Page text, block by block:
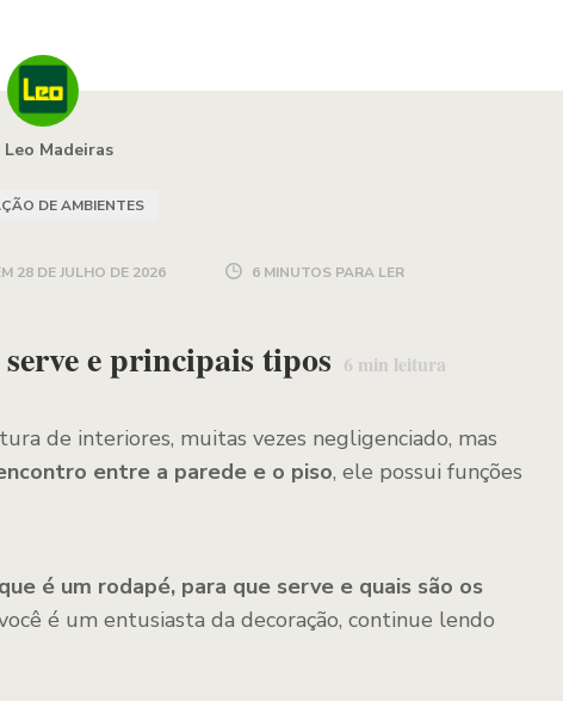
Leo Madeiras
DE AMBIENTES
28 DE JULHO DE 2026 6 MINUTOS PARA LER
e principais tipos 6 min leitura
de interiores, muitas vezes negligenciado, mas
entre a parede e o piso, ele possui funções
é um rodapé, para que serve e quais são os
é um entusiasta da decoração, continue lendo